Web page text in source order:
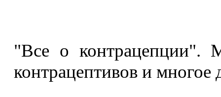
"Все о контрацепции".
контрацептивов и многое